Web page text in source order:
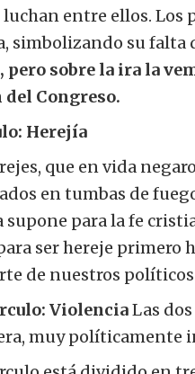
entre ellos. Los
simbolizando su falta
sobre la ira la
del Congreso.
Herejía
que en vida
en tumbas de
supone para la fe
ser hereje primero
de nuestros
ViolenciaLas
muy políticamente